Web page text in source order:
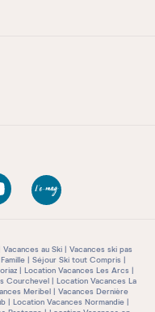
Vacances au Ski
Vacances ski pas
Séjour Ski tout Compris
Location Vacances Les Arcs
Courchevel
Location Vacances La
Meribel
Vacances Dernière
Location Vacances Normandie